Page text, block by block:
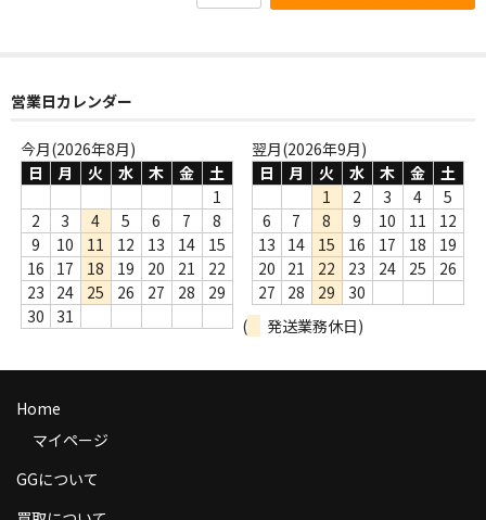
レア盤（1万円以上）
Webのみ no.2
Webのみ no.3
Webのみ no.4
売り切れ
送料
商品の発送
営業日カレンダー
今月(2026年8月)
日
月 火 水 木 金
土
1
2
3 4 5 6 7
8
9
10 11 12 13 14
15
16
17 18 19 20 21
22
23
24 25 26 27 28
29
30
31
翌月(2026年9月)
日
月 火 水 木 金
土
1
2 3 4
5
6
7 8 9 10 11
12
13
14 15 16 17 18
19
20
21 22 23 24 25
26
27
28 29
30
(
発送業務休日)
Home
マイページ
GGについて